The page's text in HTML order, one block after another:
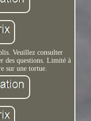
Veuillez consulter
des questions. Limité à
sur une tortue.